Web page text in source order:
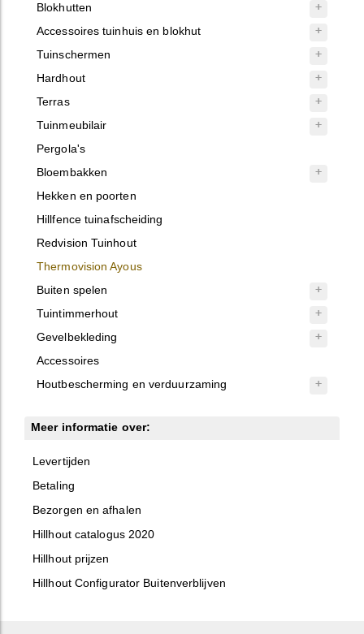
Blokhutten
Accessoires tuinhuis en blokhut
Tuinschermen
Hardhout
Terras
Tuinmeubilair
Pergola's
Bloembakken
Hekken en poorten
Hillfence tuinafscheiding
Redvision Tuinhout
Thermovision Ayous
Buiten spelen
Tuintimmerhout
Gevelbekleding
Accessoires
Houtbescherming en verduurzaming
Meer informatie over:
Levertijden
Betaling
Bezorgen en afhalen
Hillhout catalogus 2020
Hillhout prijzen
Hillhout Configurator Buitenverblijven